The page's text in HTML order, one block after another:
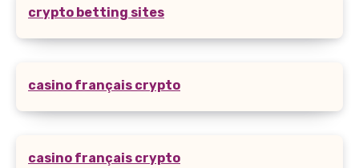
crypto betting sites
casino français crypto
casino français crypto